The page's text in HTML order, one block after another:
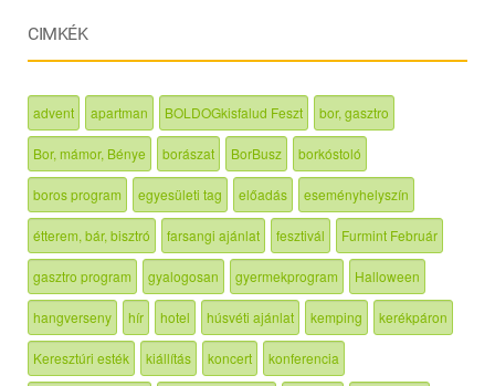
CIMKÉK
advent apartman BOLDOGkisfalud Feszt bor, gasztro
Bor, mámor, Bénye borászat BorBusz borkóstoló
boros program egyesületi tag előadás eseményhelyszín
étterem, bár, bisztró farsangi ajánlat fesztivál Furmint Február
gasztro program gyalogosan gyermekprogram Halloween
hangverseny hír hotel húsvéti ajánlat kemping kerékpáron
Keresztúri esték kiállítás koncert konferencia